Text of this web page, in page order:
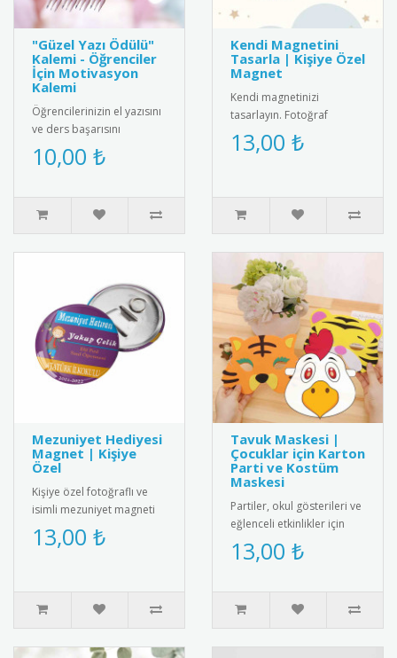
"Güzel Yazı Ödülü"
Kalemi - Öğrenciler
İçin Motivasyon
Kalemi
Öğrencilerinizin el yazısını
ve ders başarısını
ödüllendirmek için
mükemmel bir seçenek!
10,00 ₺
Kendi Magnetini
Tasarla | Kişiye Özel
Magnet
Kendi magnetinizi
tasarlayın. Fotoğraf
ekleyin, metin yazın ve
istediğiniz ölçüde kişiye
13,00 ₺
Mezuniyet Hediyesi
Magnet | Kişiye
Özel
Kişiye özel fotoğraflı ve
isimli mezuniyet magneti
ile mezuniyet anını anlamlı
bir hediyeyle ölümsüz..
13,00 ₺
Tavuk Maskesi |
Çocuklar için Karton
Parti ve Kostüm
Maskesi
Partiler, okul gösterileri ve
eğlenceli etkinlikler için
tasarlanmış sevimli tavuk
maskesi! Çocuklar..
13,00 ₺